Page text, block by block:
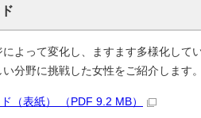
よって変化し、ますます多様化して
分野に挑戦した女性をご紹介します。
（表紙） （PDF 9.2 MB）